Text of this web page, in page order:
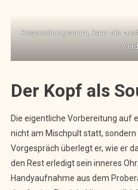
Besprechungsraum, kann als
Der Kopf als
Die eigentliche Vorbereitung auf
nicht am Mischpult statt, sondern
Vorgespräch überlegt er, wie er
den Rest erledigt sein inneres
Handyaufnahme aus dem